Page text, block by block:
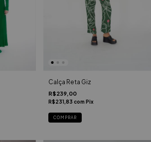
Calça Reta Giz
R$239,00
R$231,83 com Pix
COMPRAR